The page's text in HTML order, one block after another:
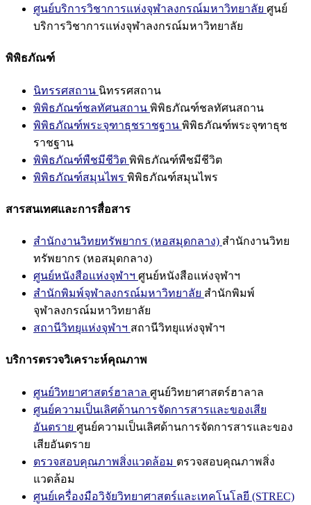
ศูนย์บริการวิชาการแห่งจุฬาลงกรณ์มหาวิทยาลัย ศูนย์
บริการวิชาการแห่งจุฬาลงกรณ์มหาวิทยาลัย
พิพิธภัณฑ์
นิทรรศสถาน นิทรรศสถาน
พิพิธภัณฑ์ชลทัศนสถาน พิพิธภัณฑ์ชลทัศนสถาน
พิพิธภัณฑ์พระจุฑาธุชราชฐาน พิพิธภัณฑ์พระจุฑาธุช
ราชฐาน
พิพิธภัณฑ์พืชมีชีวิต พิพิธภัณฑ์พืชมีชีวิต
พิพิธภัณฑ์สมุนไพร พิพิธภัณฑ์สมุนไพร
สารสนเทศและการสื่อสาร
สำนักงานวิทยทรัพยากร (หอสมุดกลาง) สำนักงานวิทย
ทรัพยากร (หอสมุดกลาง)
ศูนย์หนังสือแห่งจุฬาฯ ศูนย์หนังสือแห่งจุฬาฯ
สำนักพิมพ์จุฬาลงกรณ์มหาวิทยาลัย สำนักพิมพ์
จุฬาลงกรณ์มหาวิทยาลัย
สถานีวิทยุแห่งจุฬาฯ สถานีวิทยุแห่งจุฬาฯ
บริการตรวจวิเคราะห์คุณภาพ
ศูนย์วิทยาศาสตร์ฮาลาล ศูนย์วิทยาศาสตร์ฮาลาล
ศูนย์ความเป็นเลิศด้านการจัดการสารและของเสีย
อันตราย ศูนย์ความเป็นเลิศด้านการจัดการสารและของ
เสียอันตราย
ตรวจสอบคุณภาพสิ่งแวดล้อม ตรวจสอบคุณภาพสิ่ง
แวดล้อม
ศูนย์เครื่องมือวิจัยวิทยาศาสตร์และเทคโนโลยี (STREC)